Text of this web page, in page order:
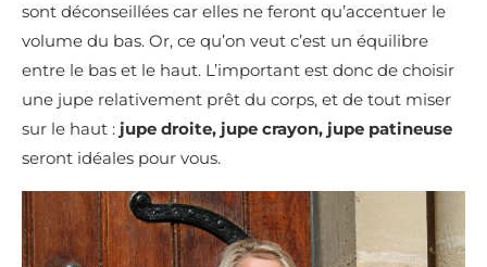
sont déconseillées car elles ne feront qu’accentuer le
volume du bas. Or, ce qu’on veut c’est un équilibre
entre le bas et le haut. L’important est donc de choisir
une jupe relativement prêt du corps, et de tout miser
sur le haut : jupe droite, jupe crayon, jupe patineuse
seront idéales pour vous.